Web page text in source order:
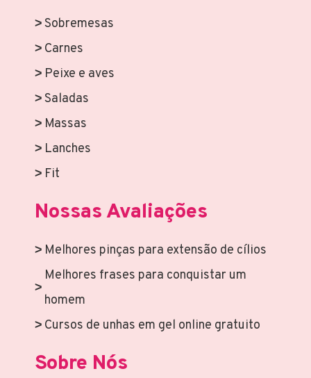
Sobremesas
Carnes
Peixe e aves
Saladas
Massas
Lanches
Fit
Nossas Avaliações
Melhores pinças para extensão de cílios
Melhores frases para conquistar um
homem
Cursos de unhas em gel online gratuito
Sobre Nós